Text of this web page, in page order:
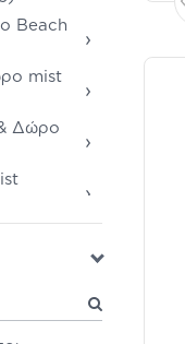
Beach
›
mist
›
Δώρο
›
›
›